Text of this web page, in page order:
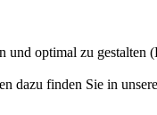
optimal zu
dazu finden Sie in